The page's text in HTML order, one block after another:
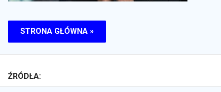
STRONA GŁÓWNA »
ŹRÓDŁA: